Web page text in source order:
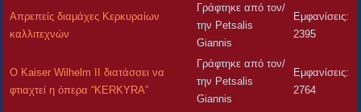
Απρεπείς διαμάχες Κερκυραίων
καλλιτεχνών
Γράφτηκε από τον/
την Petsalis
Giannis
Εμφανίσεις:
2395
O Kaiser Wilhelm II διατάσσει να
φτιαχτεί η όπερα “KERKYRA”
Γράφτηκε από τον/
την Petsalis
Giannis
Εμφανίσεις:
2764